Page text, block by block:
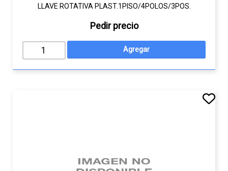
LLAVE ROTATIVA PLAST.1PISO/4POLOS/3POS.
Pedir precio